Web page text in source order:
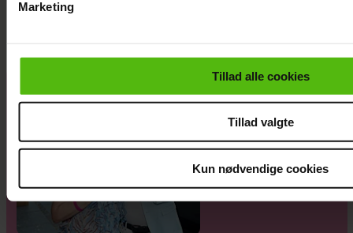
cookiepolitik.
Marketing
Tillad alle cookies
Tillad valgte
Kun nødvendige cookies
Alexanndra
Christensen
familieforøgels
e